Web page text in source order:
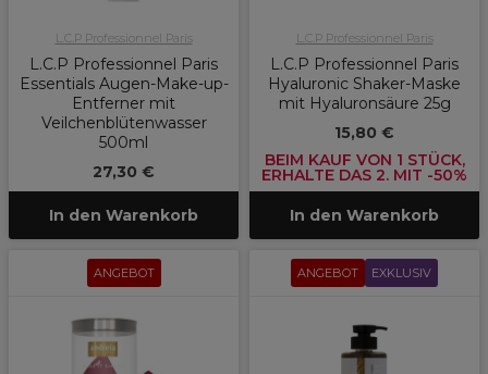
L.C.P Professionnel Paris
L.C.P Professionnel Paris
Essentials Augen-Make-up-
Entferner mit
Veilchenblütenwasser
500ml
27,30 €
In den Warenkorb
L.C.P Professionnel Paris
L.C.P Professionnel Paris
Hyaluronic Shaker-Maske
mit Hyaluronsäure 25g
15,80 €
BEIM KAUF VON 1 STÜCK,
ERHALTE DAS 2. MIT -50%
In den Warenkorb
ANGEBOT ANGEBOT EXKLUSIV